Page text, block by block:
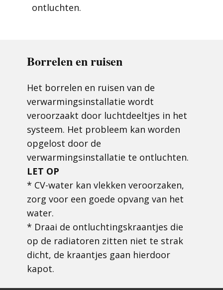
ontluchten.
Borrelen en ruisen
Het borrelen en ruisen van de
verwarmingsinstallatie wordt
veroorzaakt door luchtdeeltjes in het
systeem. Het probleem kan worden
opgelost door de
verwarmingsinstallatie te ontluchten.
LET OP
* CV-water kan vlekken veroorzaken,
zorg voor een goede opvang van het
water.
* Draai de ontluchtingskraantjes die
op de radiatoren zitten niet te strak
dicht, de kraantjes gaan hierdoor
kapot.